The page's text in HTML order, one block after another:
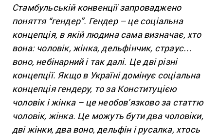
Стамбульській конвенції запроваджено
поняття “гендер”. Гендер – це соціальна
концепція, в якій людина сама визначає, хто
вона: чоловік, жінка, дельфінчик, страус…
воно, небінарний і так далі. Це дві різні
концепції. Якщо в Україні домінує соціальна
концепція гендеру, то за Конституцією
чоловік і жінка – це необов’язково за статтю
чоловік, жінка. Це можуть бути два чоловіки,
дві жінки, два воно, дельфін і русалка, хтось